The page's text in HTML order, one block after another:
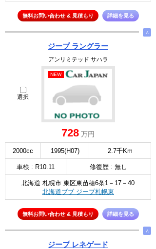
無料お問い合わせ & 見積もり 詳細を見る
∧
ジープ ラングラー
アンリミテッド サハラ
選択
NEW
728 万円
2000cc 1995(H07) 2.7千Km
車検 : R10.11 修復歴 : 無し
北海道 札幌市 東区東苗穂6条1－17－40
北海道ブブ ジープ札幌東
無料お問い合わせ & 見積もり 詳細を見る
∧
ジープ レネゲード